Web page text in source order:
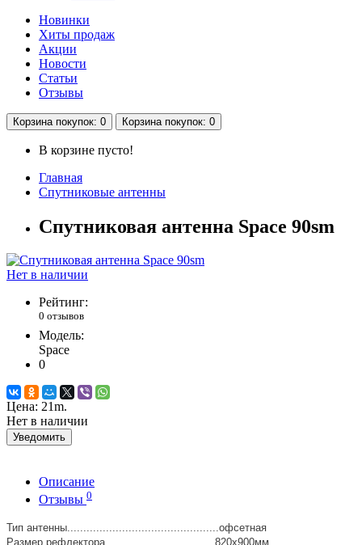
Новинки
Хиты продаж
Акции
Новости
Статьи
Отзывы
Корзина покупок: 0 Корзина покупок: 0
В корзине пусто!
Главная
Спутниковые антенны
Спутниковая антенна Space 90sm
Нет в наличии
Рейтинг:
0 отзывов
Модель:
Space
0
Цена: 21m.
Нет в наличии
Уведомить
Описание
Отзывы 0
Тип антенны...............................................офсетная
Размер рефлектора..................................820х900мм